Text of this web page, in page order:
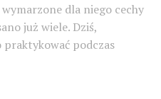
dla niego cechy
już wiele. Dziś,
podczas